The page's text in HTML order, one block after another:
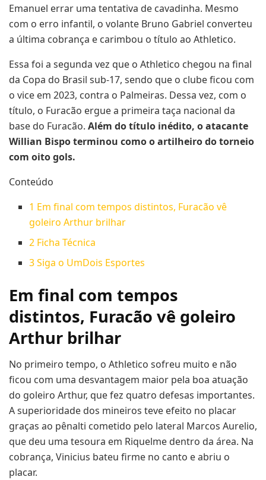
Emanuel errar uma tentativa de cavadinha. Mesmo
com o erro infantil, o volante Bruno Gabriel converteu
a última cobrança e carimbou o título ao Athletico.
Essa foi a segunda vez que o Athletico chegou na final
da Copa do Brasil sub-17, sendo que o clube ficou com
o vice em 2023, contra o Palmeiras. Dessa vez, com o
título, o Furacão ergue a primeira taça nacional da
base do Furacão. Além do título inédito, o atacante
Willian Bispo terminou como o artilheiro do torneio
com oito gols.
Conteúdo
1 Em final com tempos distintos, Furacão vê
goleiro Arthur brilhar
2 Ficha Técnica
3Siga o UmDois Esportes
Em final com tempos
distintos, Furacão vê goleiro
Arthur brilhar
No primeiro tempo, o Athletico sofreu muito e não
ficou com uma desvantagem maior pela boa atuação
do goleiro Arthur, que fez quatro defesas importantes.
A superioridade dos mineiros teve efeito no placar
graças ao pênalti cometido pelo lateral Marcos Aurelio,
que deu uma tesoura em Riquelme dentro da área. Na
cobrança, Vinicius bateu firme no canto e abriu o
placar.